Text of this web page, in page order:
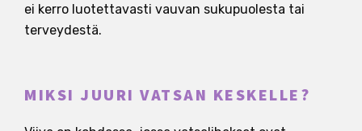
ei kerro luotettavasti vauvan sukupuolesta tai
terveydestä.
MIKSI JUURI VATSAN KESKELLE?